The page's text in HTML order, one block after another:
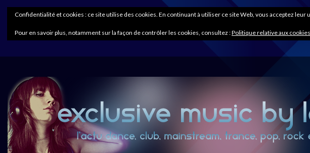
Confidentialité et cookies : ce site utilise des cookies. En continuant à utiliser ce site Web, vous acceptez leur
Pour en savoir plus, notamment sur la façon de contrôler les cookies, consultez :Politique relative aux cookies